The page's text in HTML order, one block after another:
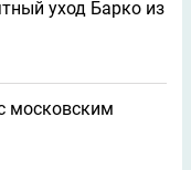
уход Барко из
московским